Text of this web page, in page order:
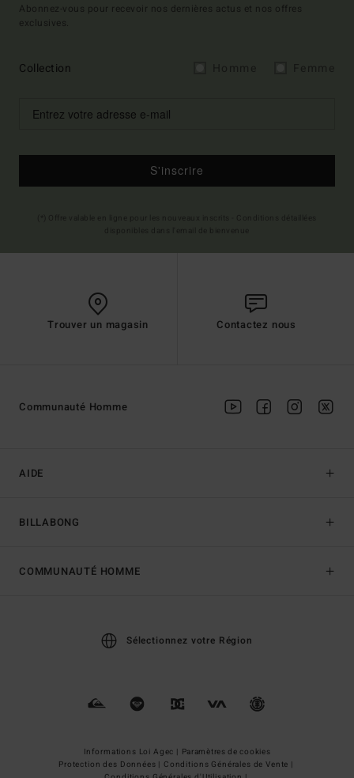
Abonnez-vous pour recevoir nos dernières actus et nos offres
exclusives.
Collection
S'inscrire
Trouver un magasin Contactez nous
AIDE
BILLABONG
Communauté Homme
COMMUNAUTÉ HOMME
Sélectionnez votre Région
Informations Loi Agec | Paramètres de cookies
Protection des Données | Conditions Générales de Vente |